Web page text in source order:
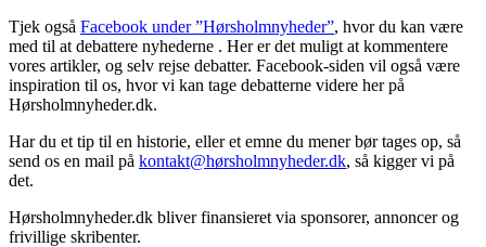
Tjek også Facebook under ”Hørsholmnyheder”, hvor du kan være
med til at debattere nyhederne . Her er det muligt at kommentere
vores artikler, og selv rejse debatter. Facebook-siden vil også være
inspiration til os, hvor vi kan tage debatterne videre her på
Hørsholmnyheder.dk.
Har du et tip til en historie, eller et emne du mener bør tages op, så
send os en mail på kontakt@hørsholmnyheder.dk, så kigger vi på
det.
Hørsholmnyheder.dk bliver finansieret via sponsorer, annoncer og
frivillige skribenter.